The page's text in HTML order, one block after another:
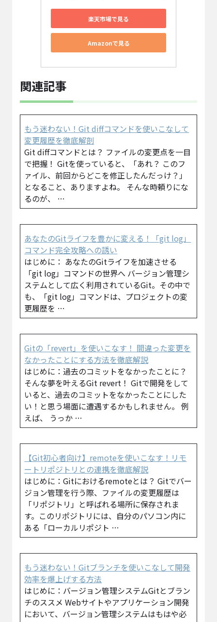
楽天市場で見る
Amazonで見る
関連記事
もう迷わない！Git diffコマンドを使いこなして
変更履歴を徹底解剖
Git diffコマンドとは？ ファイルの変更点を一目
で把握！ Gitを使っていると、「あれ？ このフ
ァイル、前回からどこを修正したんだっけ？」
となること、ありますよね。 そんな時頼りにな
るのが、 …
あなたのGitライフを豊かに変える！「git log」
コマンド完全攻略への誘い
はじめに： あなたのGitライフを加速させる
「git log」コマンドの世界へ バージョン管理シ
ステムとして広く利用されているGit。その中で
も、「git log」コマンドは、プロジェクトの変
更履歴を …
Gitの「revert」を使いこなす！ 間違った変更を
なかったことにする方法を徹底解説
はじめに：過去のコミットをなかったことに？
そんな夢を叶えるGit revert！ Gitで開発をして
いると、過去のコミットをなかったことにした
い！と思う場面に遭遇するかもしれません。 例
えば、 うっか …
【Git初心者向け】remoteを使いこなす！リモ
ートリポジトリとの連携を徹底解説
はじめに：Gitにおけるremoteとは？ Gitでバー
ジョン管理を行う際、ファイルの変更履歴は
「リポジトリ」と呼ばれる場所に保存されま
す。このリポジトリには、自分のパソコン内に
ある「ローカルリポジト …
もう迷わない！Gitブランチを使いこなして開発
効率を爆上げする方法
はじめに：バージョン管理システムGitとブラン
チのススメ Webサイトやアプリケーション開発
において、バージョン管理システムはもはや必